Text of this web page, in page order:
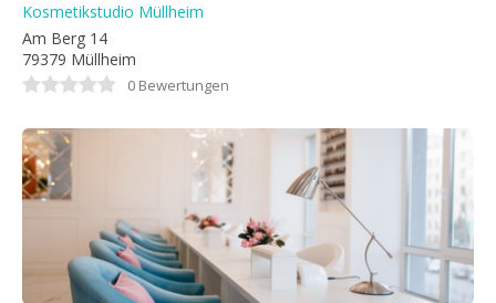
Kosmetikstudio Müllheim
Am Berg 14
79379 Müllheim
0 Bewertungen